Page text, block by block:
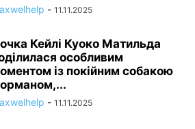
- 11.11.2025
Кейлі Куоко Матильда
особливим
із покійним собакою
- 11.11.2025